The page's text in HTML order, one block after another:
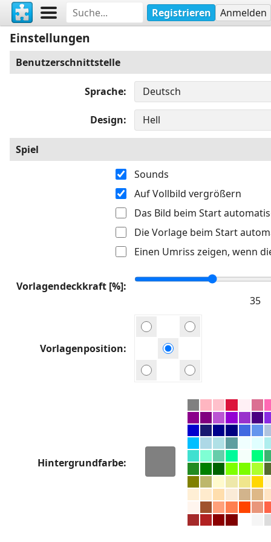
Registrieren Anmelden
Einstellungen
Benutzerschnittstelle
Sprache
Design
Spiel
Sounds
Auf Vollbild vergrößern
Das Bild beim Start
Die Vorlage beim Start
Einen Umriss zeigen, wenn
Vorlagendeckkraft [%]
Vorlagenposition
Hintergrundfarbe